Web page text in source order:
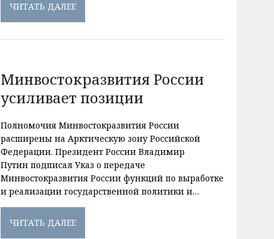
ЧИТАТЬ ДАЛЕЕ
Минвостокразвития России
усиливает позиции
Полномочия Минвостокразвития России
расширены на Арктическую зону Российской
Федерации. Президент России Владимир
Путин подписал Указ о передаче
Минвостокразвития России функций по выработке
и реализации государственной политики и…
ЧИТАТЬ ДАЛЕЕ